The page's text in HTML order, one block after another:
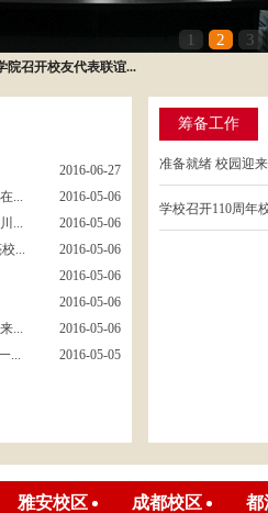
1 2 3
院召开校友代表联谊...
2016-06-27
...
2016-05-06
...
2016-05-06
...
2016-05-06
2016-05-06
2016-05-06
...
2016-05-06
...
2016-05-05
筹备工作
准备就绪 校园迎
学校召开110周年
雅安校区 成都校区 都